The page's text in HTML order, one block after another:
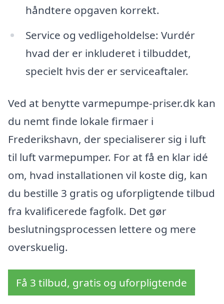
håndtere opgaven korrekt.
Service og vedligeholdelse: Vurdér
hvad der er inkluderet i tilbuddet,
specielt hvis der er serviceaftaler.
Ved at benytte varmepumpe-priser.dk kan
du nemt finde lokale firmaer i
Frederikshavn, der specialiserer sig i luft
til luft varmepumper. For at få en klar idé
om, hvad installationen vil koste dig, kan
du bestille 3 gratis og uforpligtende tilbud
fra kvalificerede fagfolk. Det gør
beslutningsprocessen lettere og mere
overskuelig.
Få 3 tilbud, gratis og uforpligtende